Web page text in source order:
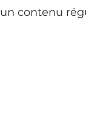
un contenu